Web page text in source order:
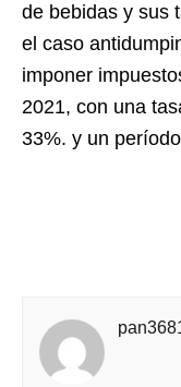
de bebidas y sus
el caso
imponer
2021, con una
33%. y un